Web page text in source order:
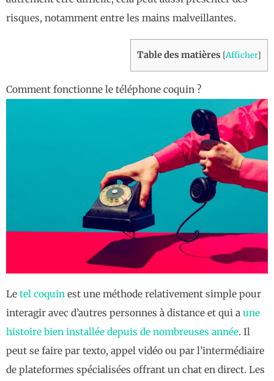
risques, notamment entre les mains malveillantes.
Table des matières [Afficher]
Comment fonctionne le téléphone coquin ​?
Le tel coquin est une méthode relativement simple pour
interagir avec d’autres personnes à distance et qui a une
histoire bien installée depuis de nombreuses année. Il
peut se faire par texto, appel vidéo ou par l’intermédiaire
de plateformes spécialisées offrant un chat en direct. Les